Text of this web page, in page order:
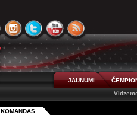
JAUNUMI
KOMANDAS